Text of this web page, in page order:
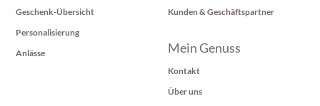
Geschenk-Übersicht
Personalisierung
Anlässe
Kunden & Geschäftspartner
Mein Genuss
Kontakt
Über uns